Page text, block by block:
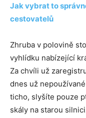
Jak vybrat to
cestovatelů
Zhruba v polovině
vyhlídku nabízející
Za chvíli už
dnes už
ticho, slyšíte pouze
skály na starou